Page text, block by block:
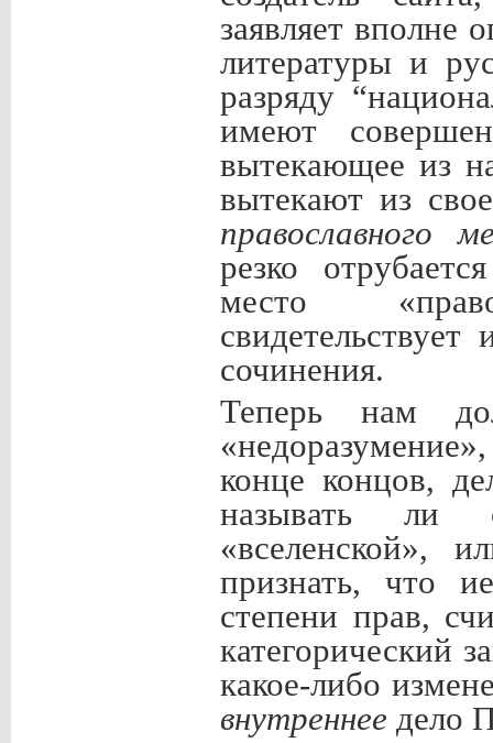
заявляет вполне
литературы и
разряду
имеют
вытекающее из
вытекают из
православного
резко
место
сочинения.
Теперь нам
конце концов,
называть ли
«вселенской»,
признать, что
степени прав,
категорический
какое-либо
внутреннее дело